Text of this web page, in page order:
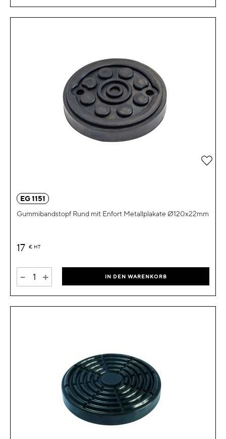
EG 1151
Gummibandstopf Rund mit Enfort Metallplakate Ø120x22mm
17 € HT
- + IN DEN WARENKORB
Zur